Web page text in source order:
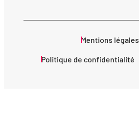
Mentions légales
Politique de confidentialité